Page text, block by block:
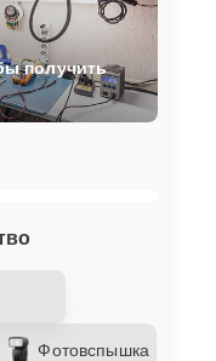
Фотовспышка
получить